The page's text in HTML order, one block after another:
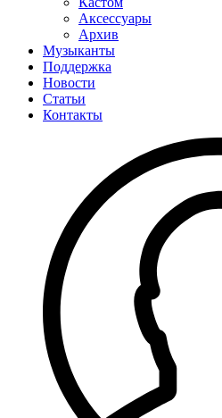
Аксессуары
Архив
Музыканты
Поддержка
Новости
Статьи
Контакты